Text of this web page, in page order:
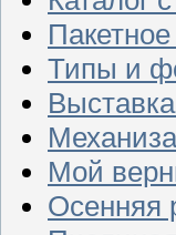
Типы и
Мой
Осенняя